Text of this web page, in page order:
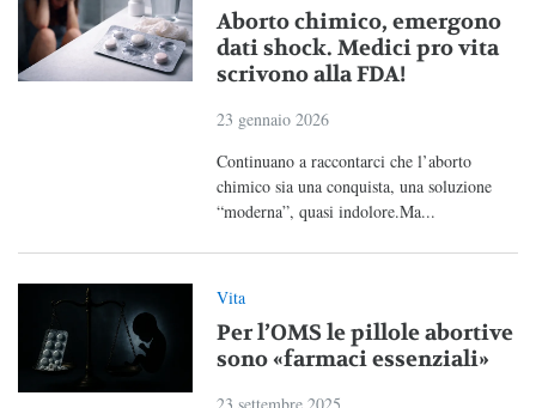
Aborto chimico, emergono
dati shock. Medici pro vita
scrivono alla FDA!
23 gennaio 2026
Continuano a raccontarci che l’aborto
chimico sia una conquista, una soluzione
“moderna”, quasi indolore.Ma...
Vita
Per l’OMS le pillole abortive
sono «farmaci essenziali»